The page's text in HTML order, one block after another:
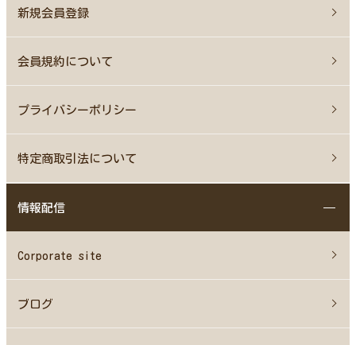
新規会員登録
会員規約について
プライバシーポリシー
特定商取引法について
情報配信
Corporate site
ブログ